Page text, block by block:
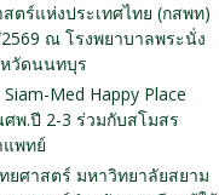
ตร์แห่งประเทศไทย (กสพท)
ณ โรงพยาบาลพระนั่ง
หวัดนนทบุร
Med Happy Place
พ.ปี 2-3 ร่วมกับสโมสร
พทย์
ศาสตร์ มหาวิทยาลัยสยาม